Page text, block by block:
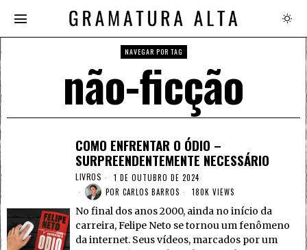
NAVEGAR POR TAG
não-ficção
COMO ENFRENTAR O ÓDIO –
SURPREENDENTEMENTE NECESSÁRIO
LIVROS
1 DE OUTUBRO DE 2024
POR CARLOS BARROS 180K VIEWS
No final dos anos 2000, ainda no início da
carreira, Felipe Neto se tornou um fenômeno
da internet. Seus vídeos, marcados por um